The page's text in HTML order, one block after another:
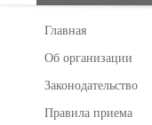
Главная
Об организации
Законодательство
Правила приема